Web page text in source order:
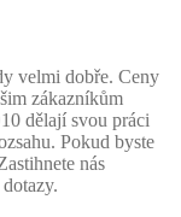
velmi dobře. Ceny
zákazníkům
dělají svou práci
Pokud byste
nás